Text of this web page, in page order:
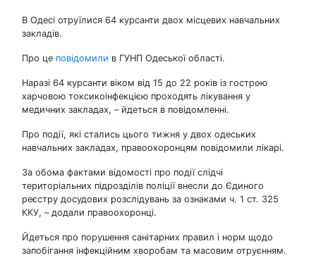
В Одесі отруїлися 64 курсанти двох місцевих навчальних
закладів.
Про це повідомили в ГУНП Одеської області.
Наразі 64 курсанти віком від 15 до 22 років із гострою
харчовою токсикоінфекцією проходять лікування у
медичних закладах, – йдеться в повідомленні.
Про події, які стались цього тижня у двох одеських
навчальних закладах, правоохоронцям повідомили лікарі.
За обома фактами відомості про події слідчі
територіальних підрозділів поліції внесли до Єдиного
реєстру досудових розслідувань за ознаками ч. 1 ст. 325
ККУ, – додали правоохоронці.
Йдеться про порушення санітарних правил і норм щодо
запобігання інфекційним хворобам та масовим отруєнням.